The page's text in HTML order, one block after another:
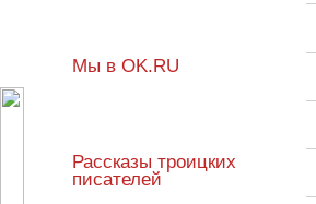
Мы в OK.RU
Рассказы троицких
писателей